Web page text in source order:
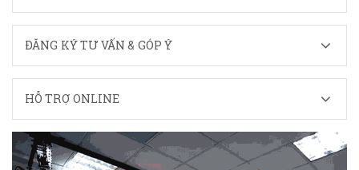
ĐĂNG KÝ TƯ VẤN & GÓP Ý
HỖ TRỢ ONLINE